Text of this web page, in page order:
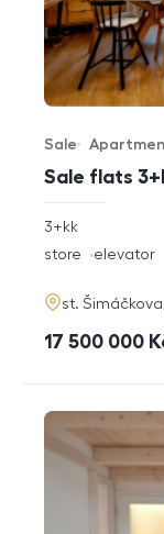
Sale flats
Offer type
Sale
Property type
rozměry
disposition
3+kk
funkce
store elevator
adresa
st.
cena
17 500 000